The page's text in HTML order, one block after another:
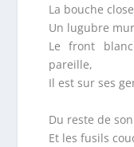
La bouche
Un lugubre
Le front
pareille,
Il est sur ses
Du reste de
Et les fusils